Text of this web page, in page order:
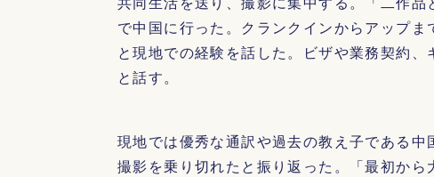
で中国に行った。クランクインからアップま
と現地での経験を話した。ビザや業務契約
と話す。
現地では優秀な通訳や過去の教え子である
撮影を乗り切れたと振り返った。「最初か